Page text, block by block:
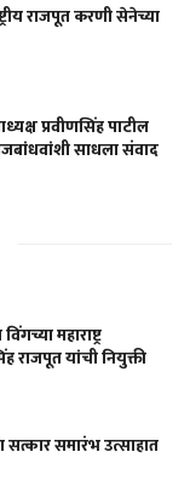
राजपूत करणी सेनेच्या
प्रवीणसिंह पाटील
साधला संवाद
महाराष्ट्र
राजपूत यांची नियुक्ती
सत्कार समारंभ उत्साहात